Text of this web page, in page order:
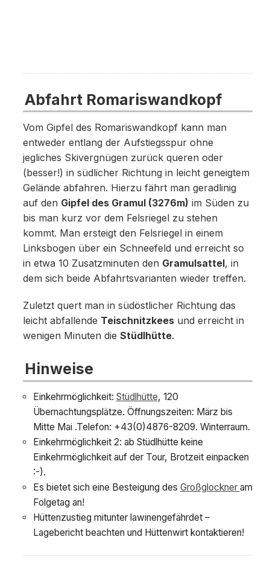
Abfahrt Romariswandkopf
Vom Gipfel des Romariswandkopf kann man
entweder entlang der Aufstiegsspur ohne
jegliches Skivergnügen zurück queren oder
(besser!) in südlicher Richtung in leicht geneigtem
Gelände abfahren. Hierzu fährt man geradlinig
auf den Gipfel des Gramul (3276m) im Süden zu
bis man kurz vor dem Felsriegel zu stehen
kommt. Man ersteigt den Felsriegel in einem
Linksbogen über ein Schneefeld und erreicht so
in etwa 10 Zusatzminuten den Gramulsattel, in
dem sich beide Abfahrtsvarianten wieder treffen.
Zuletzt quert man in südöstlicher Richtung das
leicht abfallende Teischnitzkeesund erreicht in
wenigen Minuten die Stüdlhütte.
Hinweise
Einkehrmöglichkeit: Stüdlhütte, 120
Übernachtungsplätze. Öffnungszeiten: März bis
Mitte Mai .Telefon: +43(0)4876-8209. Winterraum.
Einkehrmöglichkeit 2: ab Stüdlhütte keine
Einkehrmöglichkeit auf der Tour, Brotzeit einpacken
:-).
Es bietet sich eine Besteigung des Großglockner am
Folgetag an!
Hüttenzustieg mitunter lawinengefährdet –
Lagebericht beachten und Hüttenwirt kontaktieren!